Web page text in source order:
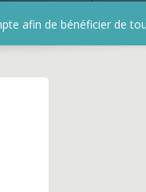
afin de bénéficier de